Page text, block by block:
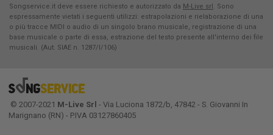
Songservice.it deve essere richiesto e autorizzato da M-Live srl. Sono
espressamente vietati i seguenti utilizzi: estrapolazioni e rielaborazione di una
o più tracce MIDI o audio di un singolo brano musicale, registrazione di una
base musicale o parte di essa, estrazione del testo presente all'interno dei file
musicali. (Aut. SIAE n. 1287/I/106)
© 2007-2021 M-Live Srl - Via Luciona 1872/b, 47842 - S. Giovanni In
Marignano (RN) - P.IVA 03127860405